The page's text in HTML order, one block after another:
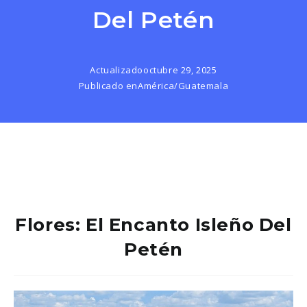
Del Petén
Actualizadooctubre 29, 2025
Publicado enAmérica/Guatemala
Flores: El Encanto Isleño Del
Petén